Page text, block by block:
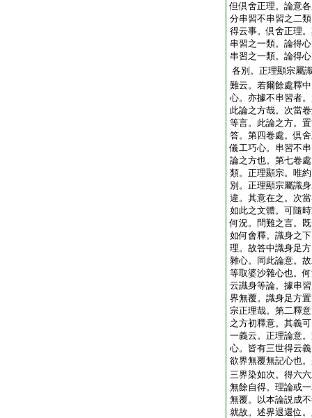
但倶舍正理。論意
分串習不串習之二
得云事。倶舍正理
串習之一類。論得
串習之一類。論得
各別。正理顯宗屬
難云。若爾餘處釋
心。亦據不串習者
此論之方哉。次當
等言。此論之方。
答。第四卷處。倶
儀工巧心。串習不
論之方也。第七卷
類。正理顯宗。唯
別。正理顯宗屬識
違。其意在之。次
如此之文體。可隨
何況。問難之言。
如何會釋。識身之
理。故答中識身足
雜心。同此論意。
等取婆沙雜心也。
云識身等論。據串
界無覆。識身足方
宗正理哉。第二釋
之方初釋意。其義
一義云。正理論意
心。皆有三世得云
欲界無覆無記心也
三界染如次。得六
無餘自得。理論或
無覆。以本論説成
就故。述界退還位